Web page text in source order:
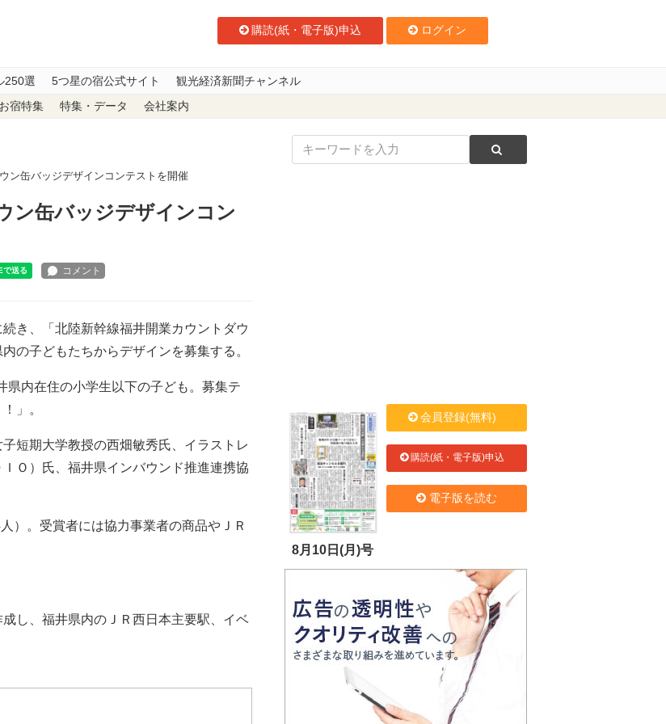
購読(紙・電子版)申込 ログイン
250選 5つ星の宿公式サイト 観光経済新聞チャンネル
お宿特集 特集・データ 会社案内
ン缶バッジデザインコンテストを開催
ン缶バッジデザインコン
き、「北陸新幹線福井開業カウントダウ
の子どもたちからデザインを募集する。
内在住の小学生以下の子ども。募集テ
」。
短期大学教授の西畑敏秀氏、イラストレ
Ｏ）氏、福井県インバウンド推進連携協
）。受賞者には協力事業者の商品やＪＲ
し、福井県内のＪＲ西日本主要駅、イベ
8月10日(月)号
会員登録(無料)
購読(紙・電子版)申込
電子版を読む